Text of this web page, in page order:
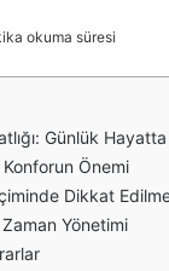
okuma süresi
Günlük
Önemi
Dikkat
Yönetimi